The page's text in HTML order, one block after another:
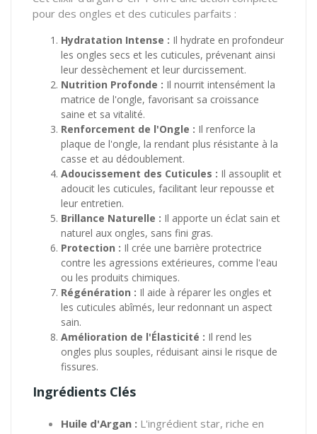
pour des ongles et des cuticules parfaits :
Hydratation Intense : Il hydrate en profondeur
les ongles secs et les cuticules, prévenant ainsi
leur dessèchement et leur durcissement.
Nutrition Profonde : Il nourrit intensément la
matrice de l'ongle, favorisant sa croissance
saine et sa vitalité.
Renforcement de l'Ongle : Il renforce la
plaque de l'ongle, la rendant plus résistante à la
casse et au dédoublement.
Adoucissement des Cuticules : Il assouplit et
adoucit les cuticules, facilitant leur repousse et
leur entretien.
Brillance Naturelle : Il apporte un éclat sain et
naturel aux ongles, sans fini gras.
Protection : Il crée une barrière protectrice
contre les agressions extérieures, comme l'eau
ou les produits chimiques.
Régénération : Il aide à réparer les ongles et
les cuticules abîmés, leur redonnant un aspect
sain.
Amélioration de l'Élasticité : Il rend les
ongles plus souples, réduisant ainsi le risque de
fissures.
Ingrédients Clés
Huile d'Argan : L'ingrédient star, riche en